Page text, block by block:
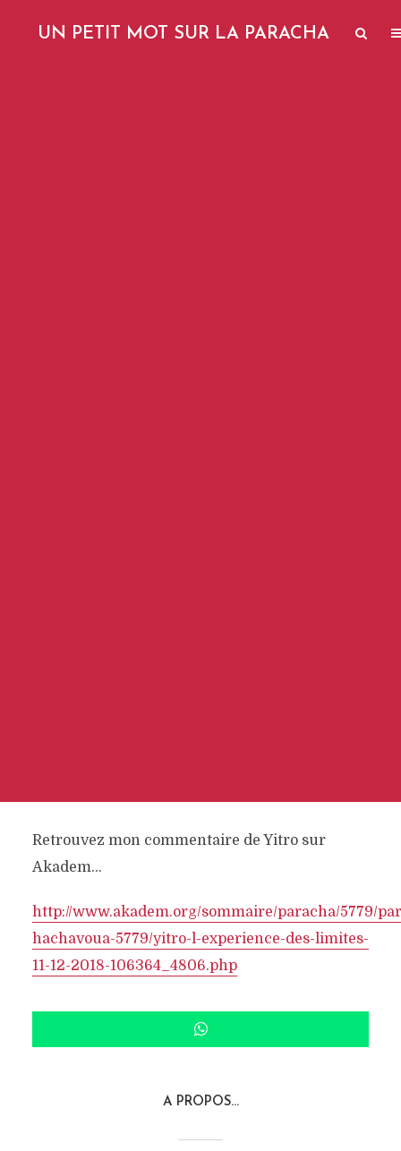
UN PETIT MOT SUR LA PARACHA
Retrouvez mon commentaire de Yitro sur
Akadem…
http://www.akadem.org/sommaire/paracha/5779/
hachavoua-5779/yitro-l-experience-des-limites-
11-12-2018-106364_4806.php
A PROPOS...